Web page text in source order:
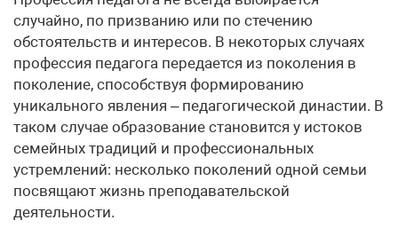
случайно, по призванию или по стечению
обстоятельств и интересов. В некоторых случаях
профессия педагога передается из поколения в
поколение, способствуя формированию
уникального явления – педагогической династии. В
таком случае образование становится у истоков
семейных традиций и профессиональных
устремлений: несколько поколений одной семьи
посвящают жизнь преподавательской
деятельности.